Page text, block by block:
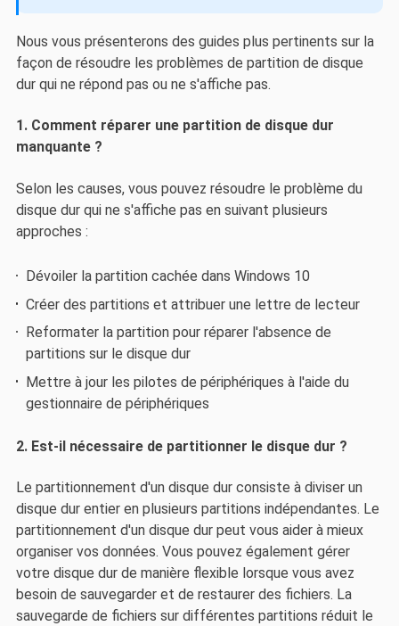
Nous vous présenterons des guides plus pertinents sur la
façon de résoudre les problèmes de partition de disque
dur qui ne répond pas ou ne s'affiche pas.
1. Comment réparer une partition de disque dur
manquante ?
Selon les causes, vous pouvez résoudre le problème du
disque dur qui ne s'affiche pas en suivant plusieurs
approches :
Dévoiler la partition cachée dans Windows 10
Créer des partitions et attribuer une lettre de lecteur
Reformater la partition pour réparer l'absence de
partitions sur le disque dur
Mettre à jour les pilotes de périphériques à l'aide du
gestionnaire de périphériques
2. Est-il nécessaire de partitionner le disque dur ?
Le partitionnement d'un disque dur consiste à diviser un
disque dur entier en plusieurs partitions indépendantes. Le
partitionnement d'un disque dur peut vous aider à mieux
organiser vos données. Vous pouvez également gérer
votre disque dur de manière flexible lorsque vous avez
besoin de sauvegarder et de restaurer des fichiers. La
sauvegarde de fichiers sur différentes partitions réduit le